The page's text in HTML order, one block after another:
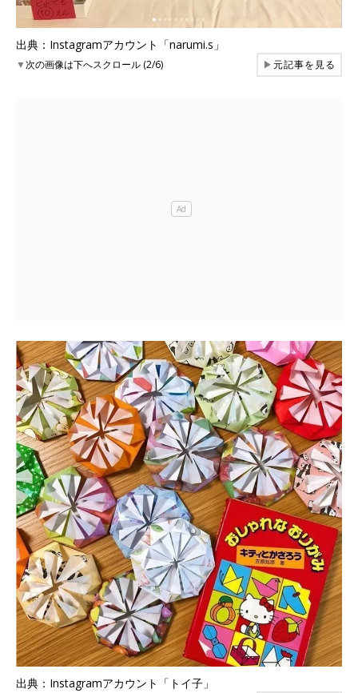
出典：Instagramアカウント「narumi.s」
▼次の画像は下へスクロール (2/6) ▶元記事を見る
出典：Instagramアカウント「トイ子」